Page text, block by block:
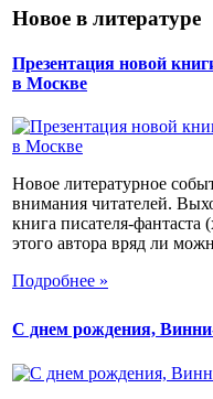
Новое в литературе
Презентация новой
в Москве
Новое литературное
внимания читателей.
книга писателя-фантаста
этого автора вряд ли
Подробнее »
С днем рождения,